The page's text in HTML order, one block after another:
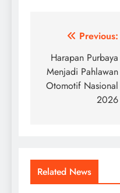
Navigasi
pos
Previous:
Harapan Purbaya
Menjadi Pahlawan
Otomotif Nasional
2026
Related News